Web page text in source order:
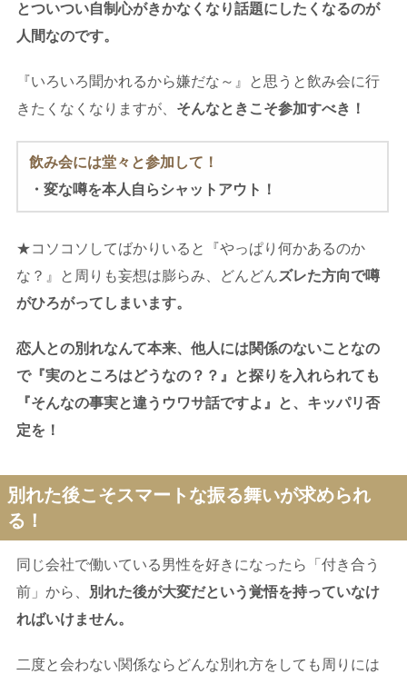
とついつい自制心がきかなくなり話題にしたくなるのが
人間なのです。
『いろいろ聞かれるから嫌だな～』と思うと飲み会に行
きたくなくなりますが、 そんなときこそ参加すべき！
飲み会には堂々と参加して！
・変な噂を本人自らシャットアウト！
★コソコソしてばかりいると『やっぱり何かあるのか
な？』と周りも妄想は膨らみ、どんどんズレた方向で噂
がひろがってしまいます。
恋人との別れなんて本来、他人には関係のないことなの
で『実のところはどうなの？？』と探りを入れられても
『そんなの事実と違うウワサ話ですよ』と、キッパリ否
定を！
別れた後こそスマートな振る舞いが求められ
る！
同じ会社で働いている男性を好きになったら「付き合う
前」から、
別れた後が大変だという覚悟を持っていなけ
ればいけません。
二度と会わない関係ならどんな別れ方をしても周りには